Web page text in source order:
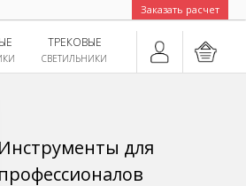
Заказать расчет
ТРЕКОВЫЕ
СВЕТИЛЬНИКИ
Инструменты для
профессионалов